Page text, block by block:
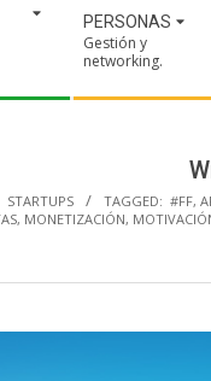
PERSONAS
Gestión y
networking.
STARTUPS TAGGED: #FF,
, MONETIZACIÓN,